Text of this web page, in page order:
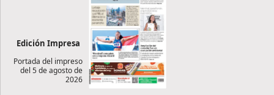
Edición Impresa
Portada del impreso
del 5 de agosto de
2026